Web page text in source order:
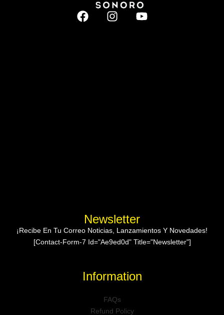
Newsletter
¡Recibe En Tu Correo Noticias, Lanzamientos Y Novedades!
[contact-Form-7 Id="ae9ed0d" Title="Newsletter"]
Information
FAQs
Refund Policy